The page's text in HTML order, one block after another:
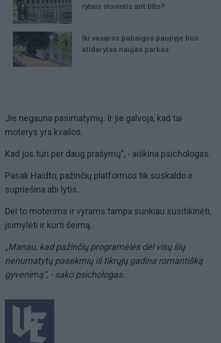
rytais stovintis ant tilto?
Iki vasaros pabaigos paupyje bus
atidarytas naujas parkas
Jie negauna pasimatymų. Ir jie galvoja, kad tai
moterys yra kvailos.
Kad jos turi per daug prašymų", - aiškina psichologas.
Pasak Haidto, pažinčių platformos tik suskaldo ir
supriešina abi lytis.
Dėl to moterims ir vyrams tampa sunkiau susitikinėti,
įsimylėti ir kurti šeimą.
„Manau, kad pažinčių programėlės dėl visų šių
nenumatytų pasekmių iš tikrųjų gadina romantišką
gyvenimą“, - sako psichologas.